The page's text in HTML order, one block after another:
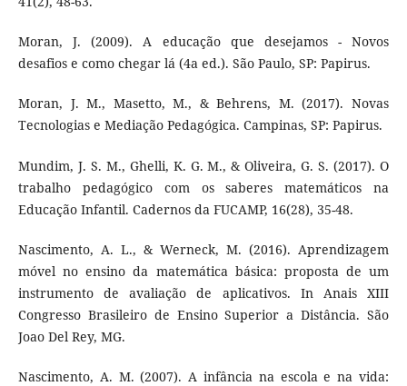
Moran, J. (2009). A educação que desejamos - Novos
desafios e como chegar lá (4a ed.). São Paulo, SP: Papirus.
Moran, J. M., Masetto, M., & Behrens, M. (2017). Novas
Tecnologias e Mediação Pedagógica. Campinas, SP: Papirus.
Mundim, J. S. M., Ghelli, K. G. M., & Oliveira, G. S. (2017). O
trabalho pedagógico com os saberes matemáticos na
Educação Infantil. Cadernos da FUCAMP, 16(28), 35-48.
Nascimento, A. L., & Werneck, M. (2016). Aprendizagem
móvel no ensino da matemática básica: proposta de um
instrumento de avaliação de aplicativos. In Anais XIII
Congresso Brasileiro de Ensino Superior a Distância. São
Joao Del Rey, MG.
Nascimento, A. M. (2007). A infância na escola e na vida: